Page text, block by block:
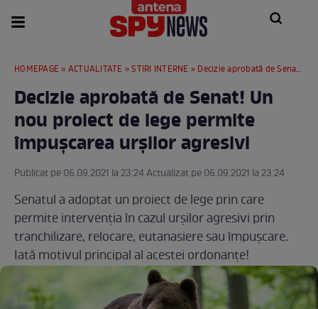
HOMEPAGE » ACTUALITATE »STIRI INTERNE » Decizie aprobată de Senat! Un nou proiect de lege permite împușcarea urșilor agresivi
Decizie aprobată de Senat! Un
nou proiect de lege permite
împușcarea urșilor agresivi
Publicat pe 06.09.2021 la 23:24 Actualizat pe 06.09.2021 la 23:24
Senatul a adoptat un proiect de lege prin care
permite intervenția în cazul urșilor agresivi prin
tranchilizare, relocare, eutanasiere sau împușcare.
Iată motivul principal al acestei ordonanțe!